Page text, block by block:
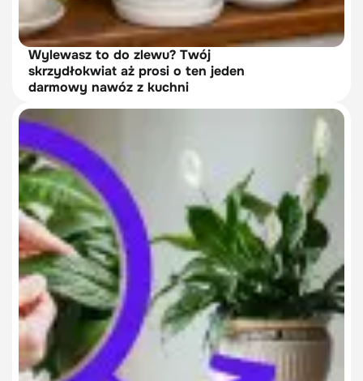
Wylewasz to do zlewu? Twój
skrzydłokwiat aż prosi o ten jeden
darmowy nawóz z kuchni